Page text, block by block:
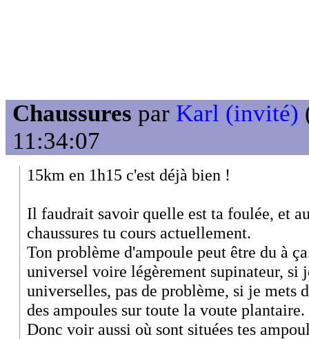
Chaussures par Karl (invité)
11:34:07
15km en 1h15 c'est déjà bien !
Il faudrait savoir quelle est ta foulée, et
chaussures tu cours actuellement.
Ton problème d'ampoule peut être du à
universel voire légèrement supinateur, si
universelles, pas de problème, si je mets
des ampoules sur toute la voute plantaire.
Donc voir aussi où sont situées tes